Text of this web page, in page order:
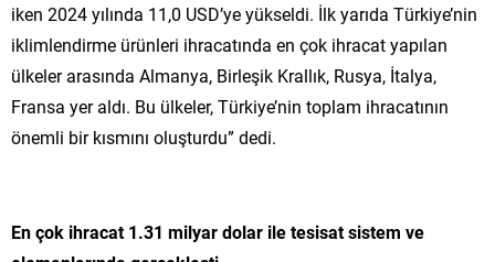
iken 2024 yılında 11,0 USD’ye yükseldi. İlk yarıda Türkiye’nin
iklimlendirme ürünleri ihracatında en çok ihracat yapılan
ülkeler arasında Almanya, Birleşik Krallık, Rusya, İtalya,
Fransa yer aldı. Bu ülkeler, Türkiye’nin toplam ihracatının
önemli bir kısmını oluşturdu” dedi.
En çok ihracat 1.31 milyar dolar ile tesisat sistem ve